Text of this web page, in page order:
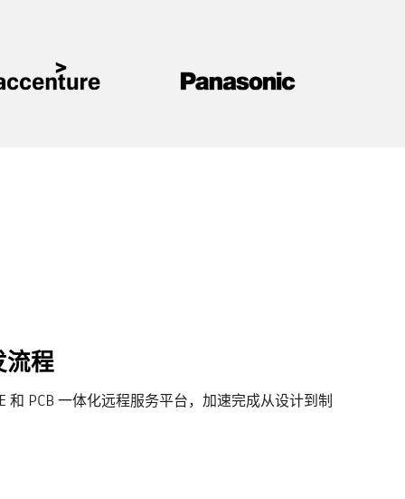
流程
和 PCB 一体化远程服务平台，加速完成从设计到制